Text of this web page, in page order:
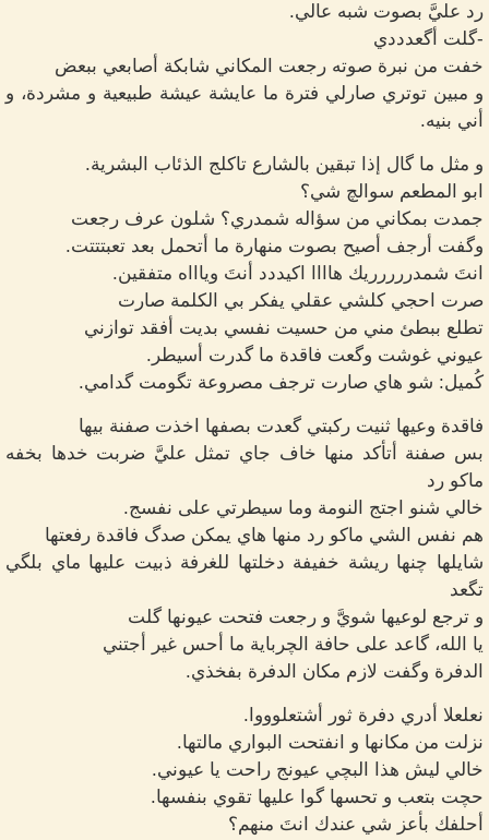
رد عليَّ بصوت شبه عالي.
-گلت أگعدددي
خفت من نبرة صوته رجعت المكاني شابكة أصابعي ببعض
و مبين توتري صارلي فترة ما عايشة عيشة طبيعية و مشردة، و
أني بنيه.
و مثل ما گال إذا تبقين بالشارع تاكلج الذئاب البشرية.
ابو المطعم سوالچ شي؟
جمدت بمكاني من سؤاله شمدري؟ شلون عرف رجعت
وگفت أرجف أصيح بصوت منهارة ما أتحمل بعد تعبتتتت.
انتَ شمدررررريك هاااا اكيددد أنتَ وياااه متفقين.
صرت احجي كلشي عقلي يفكر بي الكلمة صارت
تطلع ببطئ مني من حسيت نفسي بديت أفقد توازني
عيوني غوشت وگعت فاقدة ما گدرت أسيطر.
كُميل: شو هاي صارت ترجف مصروعة تگومت گدامي.
فاقدة وعيها ثنيت ركبتي گعدت بصفها اخذت صفنة بيها
بس صفنة أتأكد منها خاف جاي تمثل عليَّ ضربت خدها بخفه
ماكو رد
خالي شنو اجتج النومة وما سيطرتي على نفسج.
هم نفس الشي ماكو رد منها هاي يمكن صدگ فاقدة رفعتها
شايلها چنها ريشة خفيفة دخلتها للغرفة ذبيت عليها ماي بلگي
تگعد
و ترجع لوعيها شويَّ و رجعت فتحت عيونها گلت
يا الله، گاعد على حافة الچرباية ما أحس غير أجتني
الدفرة وگفت لازم مكان الدفرة بفخذي.
نعلعلا أدري دفرة ثور أشتعلوووا.
نزلت من مكانها و انفتحت البواري مالتها.
خالي ليش هذا البچي عيونج راحت يا عيوني.
حچت بتعب و تحسها گوا عليها تقوي بنفسها.
أحلفك بأعز شي عندك انتَ منهم؟